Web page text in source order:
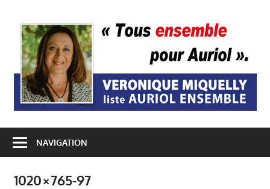
contenu
NAVIGATION
1020×765-97